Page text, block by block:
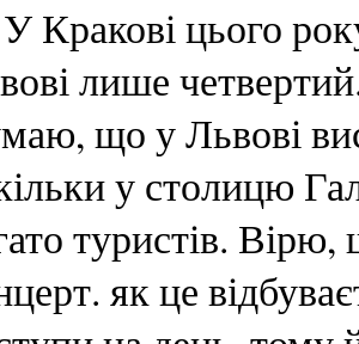
Кракові цього
лише
що у Львові
у столицю
туристів.
як це